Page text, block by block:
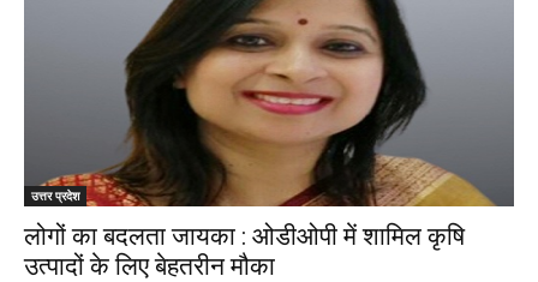
उत्तर प्रदेश
लोगों का बदलता जायका : ओडीओपी में शामिल कृषि
उत्पादों के लिए बेहतरीन मौका